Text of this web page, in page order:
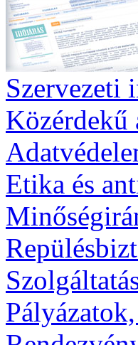
Szervezeti
Közérdekű
Etika és